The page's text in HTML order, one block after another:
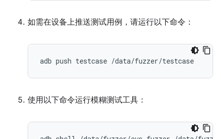
如需在设备上推送测试用例，请运行以下命令：
使用以下命令运行模糊测试工具：